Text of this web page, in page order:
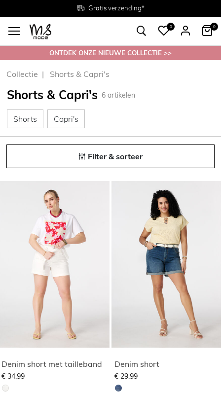
Gratisverzending*
Maten38 - 54
Gratisretourneren in de winkel
0 0
ONTDEK ONZE NIEUWE COLLECTIE >>
Collectie Shorts & Capri's
Shorts & Capri's 6 artikelen
Shorts Shorts
Capri's
Filter & sorteer
Denim short met tailleband
€ 34,99
Denim short
€ 29,99